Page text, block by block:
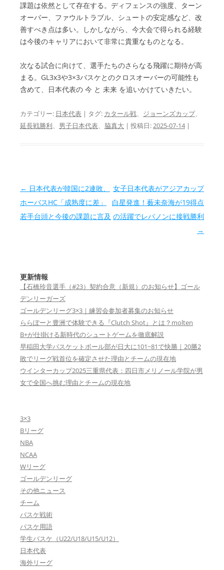
課題は依然として存在する。ディフェンスの強度、ターン
オーバー、ファウルトラブル、シュートの安定感など、改
善すべき点は多い。しかしながら、今大会で得られる経験
は今後のキャリアにおいて非常に貴重なものとなる。
次なる試合に向けて、選手たちのさらなる飛躍に期待が高
まる。GL3x3や3×3バスケとのクロスオーバーの可能性も
含めて、日本代表の 今 と 未来 を追いかけていきたい。
カテゴリー: 日本代表 | タグ: カタール戦、 ジョーンズカップ、
延長戦勝利、 男子日本代表、 脇真大 | 投稿日:2025-07-14|
投稿ナビゲーション
← 日本代表が韓国に2連敗、
ホーバスHC「成熟度に差」
若手台頭と今後の課題に言及
女子日本代表がアジアカップ
白星発進！薮未奈海が19得点
の活躍でレバノンに接戦勝利
→
更新情報
【石橋玲音選手（#23）契約合意（新規）のお知らせ】ゴール
デンリーガーズ
ゴールデンリーグ3×3｜練習会参加者募集のお知らせ
ららぽーと豊洲で体験できる『Clutch Shot』とは？molten
B+が仕掛ける新時代のシュートゲームを徹底解説
早稲田大学バスケットボール部が日大に101−81で快勝｜20勝2
敗でリーグ戦首位を確定させた理由とチームの現在地
ウインターカップ2025三重県代表：四日市メリノール学院が男
女で全国へ挑む理由とチームの現在地
3×3
Bリーグ
NBA
NCAA
Wリーグ
ゴールデンリーグ
その他ニュース
チーム
バスケ戦術
バスケ用語
学生バスケ（U22/U18/U15/U12）
日本代表
海外リーグ